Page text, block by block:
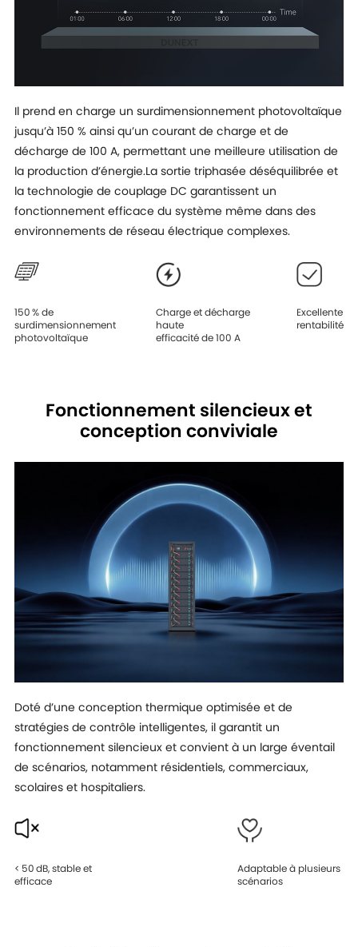
Il prend en charge un surdimensionnement photovoltaïque
jusqu’à 150 % ainsi qu’un courant de charge et de
décharge de 100 A, permettant une meilleure utilisation de
la production d’énergie.La sortie triphasée déséquilibrée et
la technologie de couplage DC garantissent un
fonctionnement efficace du système même dans des
environnements de réseau électrique complexes.
150 % de
surdimensionnement
photovoltaïque
Charge et décharge
haute
efficacité de 100 A
Excellente
rentabilité
Fonctionnement silencieux et
conception conviviale
Doté d’une conception thermique optimisée et de
stratégies de contrôle intelligentes, il garantit un
fonctionnement silencieux et convient à un large éventail
de scénarios, notamment résidentiels, commerciaux,
scolaires et hospitaliers.
< 50 dB, stable et
efficace
Adaptable à plusieurs
scénarios